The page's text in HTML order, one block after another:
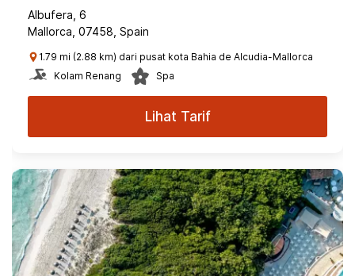
Albufera, 6
Mallorca, 07458, Spain
1.79 mi (2.88 km) dari pusat kota Bahia de Alcudia-Mallorca
Kolam Renang
Spa
Lihat Tarif